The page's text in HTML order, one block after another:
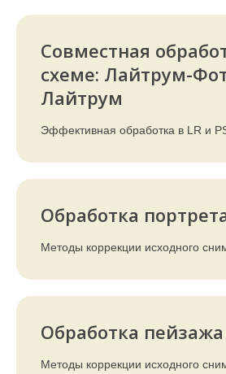
Совместная
схеме: Лайтрум-
Лайтрум
Эффективная обработка в LR и
Обработка
Методы коррекции исходного
Обработка пейзажа
Методы коррекции исходного